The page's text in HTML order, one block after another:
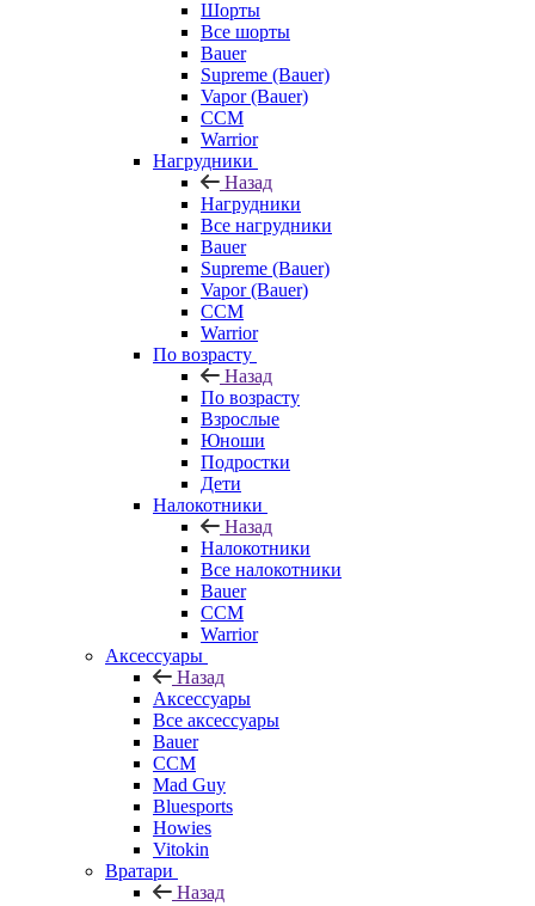
Шорты
Все шорты
Bauer
Supreme (Bauer)
Vapor (Bauer)
CCM
Warrior
Нагрудники
Назад
Нагрудники
Все нагрудники
Bauer
Supreme (Bauer)
Vapor (Bauer)
CCM
Warrior
По возрасту
Назад
По возрасту
Взрослые
Юноши
Подростки
Дети
Налокотники
Назад
Налокотники
Все налокотники
Bauer
CCM
Warrior
Аксессуары
Назад
Аксессуары
Все аксессуары
Bauer
CCM
Mad Guy
Bluesports
Howies
Vitokin
Вратари
Назад